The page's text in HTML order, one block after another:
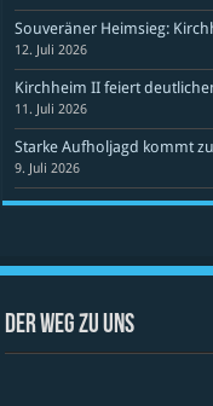
Souveräner Heimsieg:
12. Juli 2026
Kirchheim II feiert
11. Juli 2026
Starke Aufholjagd kommt
9. Juli 2026
Der Weg zu uns